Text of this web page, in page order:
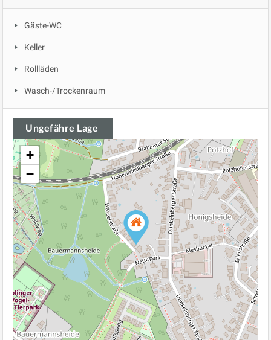
Gäste-WC
Keller
Rollläden
Wasch-/Trockenraum
Ungefähre Lage
+
−